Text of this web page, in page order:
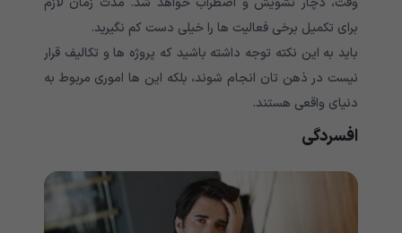
برای تکمیل برخی فعالیت ها را خیلی دست کم نگیرید.
باید به این نکته توجه داشته باشید که پروژه ها و تکالیف قرار
نیست در ذهن تان انجام شوند، بلکه این ها اموری مربوط به
دنیای واقعی هستند.
افسردگی